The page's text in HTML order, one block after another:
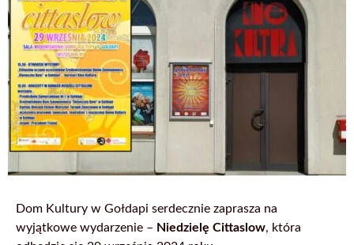
Dom Kultury w Gołdapi serdecznie zaprasza na
wyjątkowe wydarzenie – Niedzielę Cittaslow, która